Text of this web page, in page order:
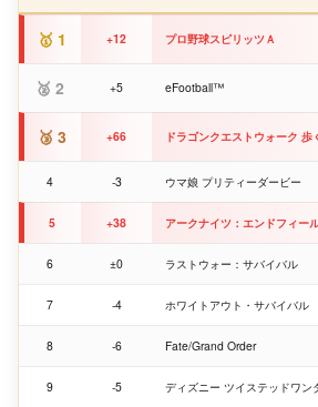
1 +12 プロ野球スピリッツＡ
2 +5 eFootball™
3 +66 ドラゴンクエストウォーク
4 -3 ウマ娘 プリティーダービー
5 +38 アークナイツ：エンドフィー
6 ±0 ラストウォー：サバイバル
7 -4 ホワイトアウト・サバイバル
8 -6 Fate/Grand Order
9 -5 ディズニー ツイステッドワン